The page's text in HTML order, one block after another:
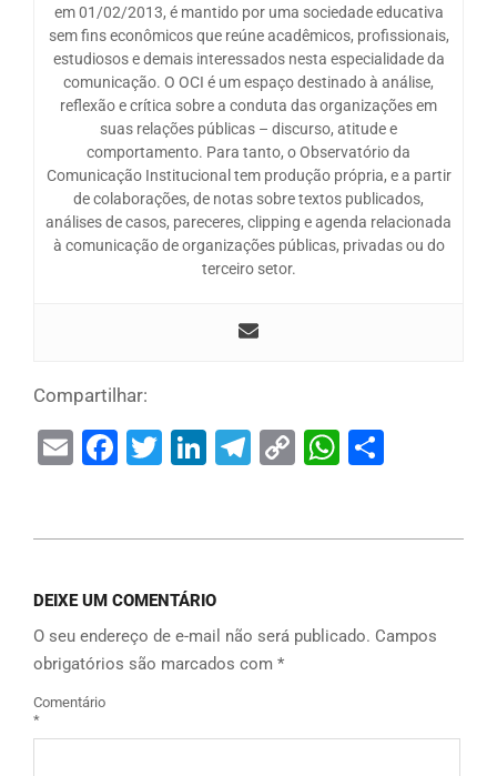
em 01/02/2013, é mantido por uma sociedade educativa
sem fins econômicos que reúne acadêmicos, profissionais,
estudiosos e demais interessados nesta especialidade da
comunicação. O OCI é um espaço destinado à análise,
reflexão e crítica sobre a conduta das organizações em
suas relações públicas – discurso, atitude e
comportamento. Para tanto, o Observatório da
Comunicação Institucional tem produção própria, e a partir
de colaborações, de notas sobre textos publicados,
análises de casos, pareceres, clipping e agenda relacionada
à comunicação de organizações públicas, privadas ou do
terceiro setor.
Compartilhar:
EmailFacebook
Twitter
LinkedIn
Telegram
Copy
DEIXE UM COMENTÁRIO
O seu endereço de e-mail não será publicado. Campos
obrigatórios são marcados com *
Comentário
*